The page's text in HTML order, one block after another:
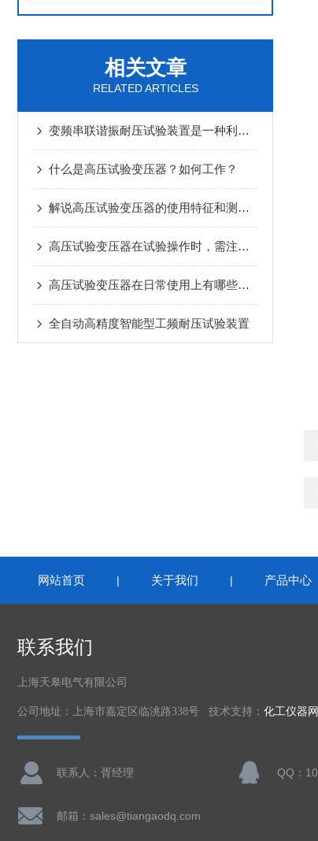
相关文章
RELATED ARTICLES
变频串联谐振耐压试验装置是一种利用串联谐振原理进行高电压、大电流试验的设备
什么是高压试验变压器？如何工作？
解说高压试验变压器的使用特征和测试方法
高压试验变压器在试验操作时，需注意哪些事项？
高压试验变压器在日常使用上有哪些作用和特点？
全自动高精度智能型工频耐压试验装置
网站首页 | 关于我们 | 产品中心
联系我们
上海天皋电气有限公司
公司地址：上海市嘉定区临洮路338号 技术支持： 化工仪器网
联系人：胥经理
邮箱：sales@tiangaodq.com